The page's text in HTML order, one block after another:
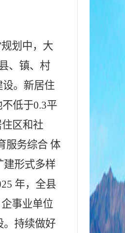
划中，大
、镇、村
。新居住
低于0.3平
区和社
服务综合 体
建形式多样
年，全县
事业单位
。持续做好